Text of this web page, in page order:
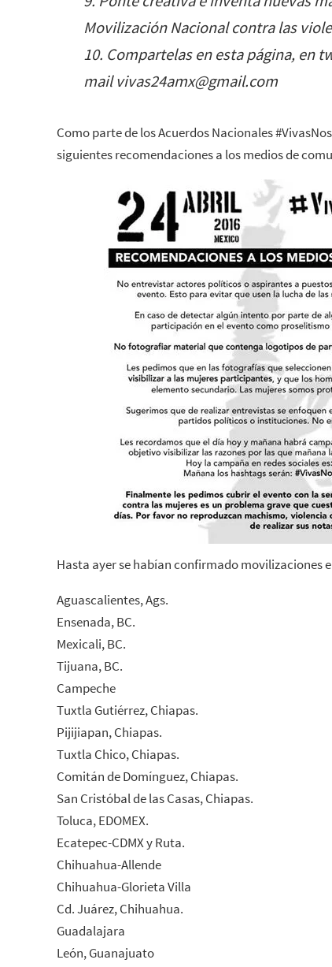
Movilización Nacional contra las
10. Compartelas en esta página, en
mail vivas24amx@gmail.com
Como parte de los Acuerdos Nacionales
siguientes recomendaciones a los medios de
Hasta ayer se habían confirmado movilizaciones
Aguascalientes, Ags.
Ensenada, BC.
Mexicali, BC.
Tijuana, BC.
Campeche
Tuxtla Gutiérrez, Chiapas.
Pijijiapan, Chiapas.
Tuxtla Chico, Chiapas.
Comitán de Domínguez, Chiapas.
San Cristóbal de las Casas, Chiapas.
Toluca, EDOMEX.
Ecatepec-CDMX y Ruta.
Chihuahua-Allende
Chihuahua-Glorieta Villa
Cd. Juárez, Chihuahua.
Guadalajara
León, Guanajuato